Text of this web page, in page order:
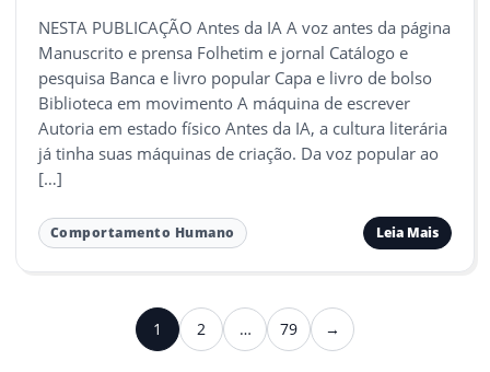
NESTA PUBLICAÇÃO Antes da IA A voz antes da página
Manuscrito e prensa Folhetim e jornal Catálogo e
pesquisa Banca e livro popular Capa e livro de bolso
Biblioteca em movimento A máquina de escrever
Autoria em estado físico Antes da IA, a cultura literária
já tinha suas máquinas de criação. Da voz popular ao
[…]
Comportamento Humano Leia Mais
Paginação 1 2 … 79 →Próximo